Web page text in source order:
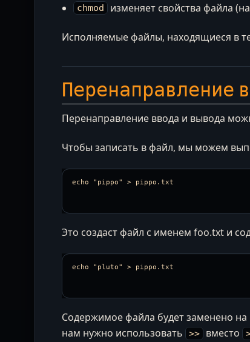
chmod изменяет свойства файла
Исполняемые файлы, находящиеся в
Перенаправление
Перенаправление ввода и вывода
Чтобы записать в файл, мы можем
Это создаст файл с именем foo.txt и
Содержимое файла будет заменено
нам нужно использовать
>> вместо